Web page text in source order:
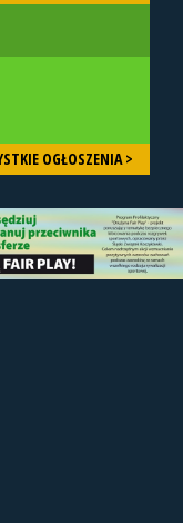
OGŁOSZENIA >